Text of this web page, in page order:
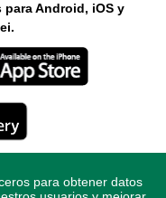
Android, iOS y
reservados.
para obtener datos